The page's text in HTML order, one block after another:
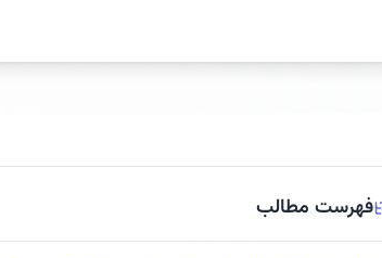
فهرست مطالب